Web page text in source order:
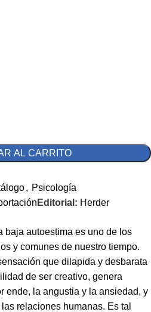
AL CARRITO
, Psicología
Editorial: Herder
baja autoestima es uno de los
y comunes de nuestro tiempo.
que dilapida y desbarata
de ser creativo, genera
ende, la angustia y la ansiedad, y
relaciones humanas. Es tal